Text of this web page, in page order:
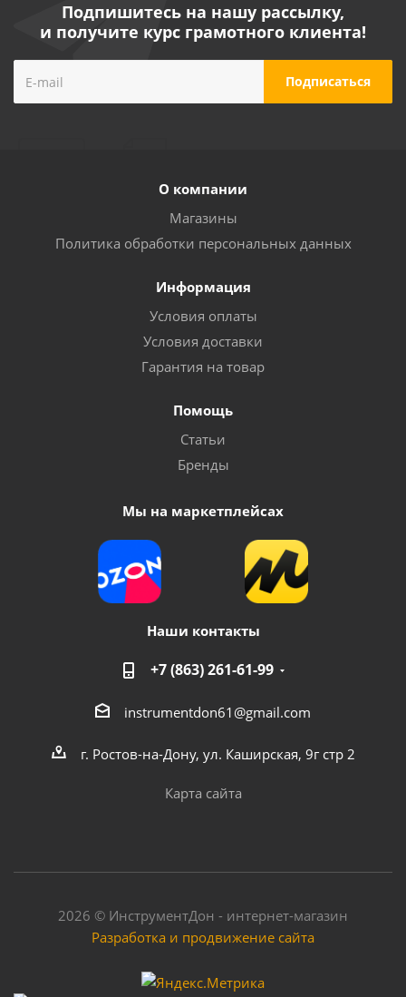
Подпишитесь на нашу рассылку,
и получите курс грамотного клиента!
О компании
Магазины
Политика обработки персональных данных
Информация
Условия оплаты
Условия доставки
Гарантия на товар
Помощь
Статьи
Бренды
Мы на маркетплейсах
Наши контакты
+7 (863) 261-61-99
instrumentdon61@gmail.com
г. Ростов-на-Дону, ул. Каширская, 9г стр 2
Карта сайта
2026 © ИнструментДон - интернет-магазин
Разработка и продвижение сайта